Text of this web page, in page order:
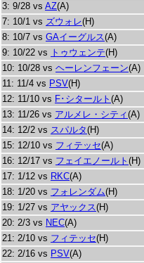
3: 9/28 vs AZ(A)
7: 10/1 vs ズウォレ(H)
8: 10/7 vs GAイーグルス(A)
9: 10/22 vs トゥウェンテ(H)
10: 10/28 vs ヘーレンフェーン(A)
11: 11/4 vs PSV(H)
12: 11/10 vs F･シタールト (A)
13: 11/26 vs アルメレ・シティ(A)
14: 12/2 vs スパルタ(H)
15: 12/10 vs フィテッセ(A)
16: 12/17 vs フェイエノールト (H)
17: 1/12 vs RKC(A)
18: 1/20 vs フォレンダム(H)
19: 1/27 vs アヤックス(H)
20: 2/3 vs NEC(A)
21: 2/10 vs フィテッセ(H)
22: 2/16 vs PSV(A)